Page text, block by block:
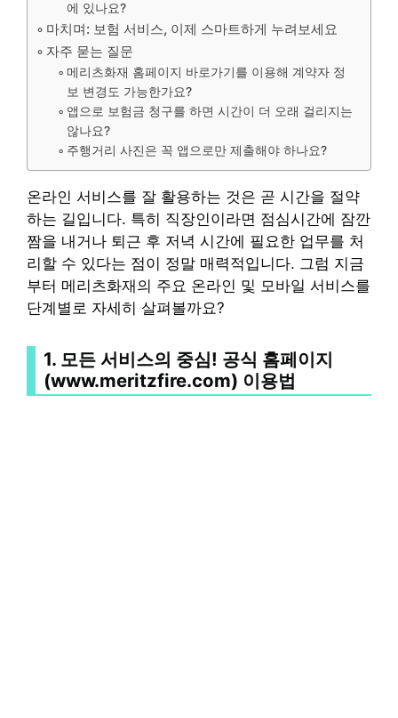
에 있나요?
마치며: 보험 서비스, 이제 스마트하게 누려보세요
자주 묻는 질문
메리츠화재 홈페이지 바로가기를 이용해 계약자 정
보 변경도 가능한가요?
앱으로 보험금 청구를 하면 시간이 더 오래 걸리지는
않나요?
주행거리 사진은 꼭 앱으로만 제출해야 하나요?
온라인 서비스를 잘 활용하는 것은 곧 시간을 절약
하는 길입니다. 특히 직장인이라면 점심시간에 잠깐
짬을 내거나 퇴근 후 저녁 시간에 필요한 업무를 처
리할 수 있다는 점이 정말 매력적입니다. 그럼 지금
부터 메리츠화재의 주요 온라인 및 모바일 서비스를
단계별로 자세히 살펴볼까요?
1. 모든 서비스의 중심! 공식 홈페이지
(www.meritzfire.com) 이용법